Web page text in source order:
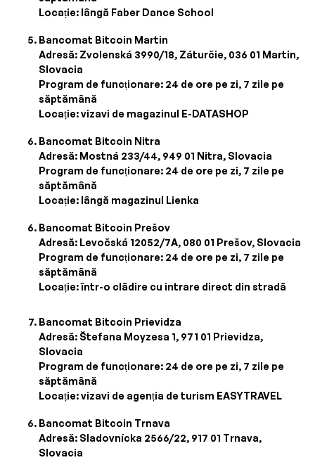
Locație: lângă Faber Dance School
Bancomat Bitcoin Martin
Adresă: Zvolenská 3990/18, Záturčie, 036 01 Martin,
Slovacia
Program de funcționare: 24 de ore pe zi, 7 zile pe
săptămână
Locație: vizavi de magazinul E-DATASHOP
Bancomat Bitcoin Nitra
Adresă: Mostná 233/44, 949 01 Nitra, Slovacia
Program de funcționare: 24 de ore pe zi, 7 zile pe
săptămână
Locație: lângă magazinul Lienka
Bancomat Bitcoin Prešov
Adresă: Levočská 12052/7A, 080 01 Prešov, Slovacia
Program de funcționare: 24 de ore pe zi, 7 zile pe
săptămână
Locație: într-o clădire cu intrare direct din stradă
Bancomat Bitcoin Prievidza
Adresă: Štefana Moyzesa 1, 971 01 Prievidza,
Slovacia
Program de funcționare: 24 de ore pe zi, 7 zile pe
săptămână
Locație: vizavi de agenția de turism EASYTRAVEL
Bancomat Bitcoin Trnava
Adresă: Sladovnícka 2566/22, 917 01 Trnava,
Slovacia